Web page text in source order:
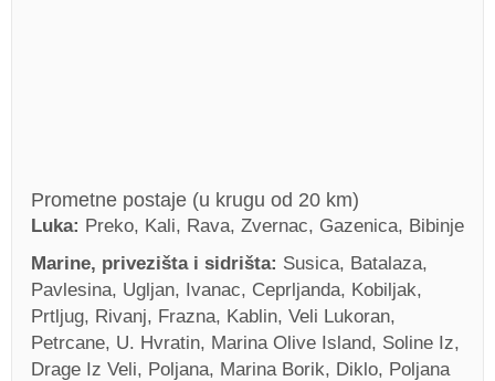
Prometne postaje (u krugu od 20 km)
Luka: Preko, Kali, Rava, Zvernac, Gazenica, Bibinje
Marine, privezišta i sidrišta: Susica, Batalaza,
Pavlesina, Ugljan, Ivanac, Ceprljanda, Kobiljak,
Prtljug, Rivanj, Frazna, Kablin, Veli Lukoran,
Petrcane, U. Hvratin, Marina Olive Island, Soline Iz,
Drage Iz Veli, Poljana, Marina Borik, Diklo, Poljana